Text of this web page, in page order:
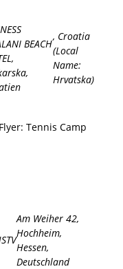
BEACH
, Croatia
(Local
Name:
Hrvatska)
Tennis Camp
Am Weiher 42,
Hochheim,
Hessen,
Deutschland